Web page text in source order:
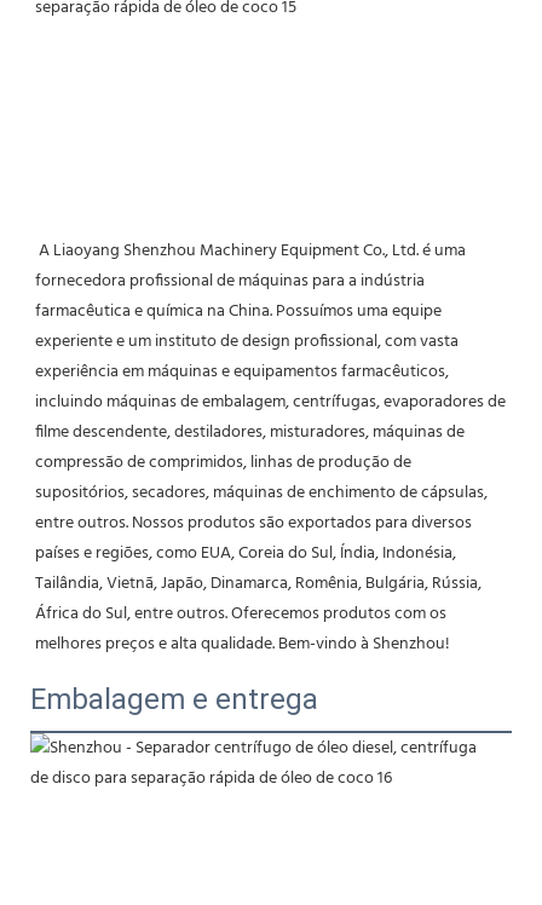
fornecedora profissional de máquinas para a indústria
farmacêutica e química na China. Possuímos uma equipe
experiente e um instituto de design profissional, com vasta
experiência em máquinas e equipamentos farmacêuticos,
incluindo máquinas de embalagem, centrífugas, evaporadores de
filme descendente, destiladores, misturadores, máquinas de
compressão de comprimidos, linhas de produção de
supositórios, secadores, máquinas de enchimento de cápsulas,
entre outros. Nossos produtos são exportados para diversos
países e regiões, como EUA, Coreia do Sul, Índia, Indonésia,
Tailândia, Vietnã, Japão, Dinamarca, Romênia, Bulgária, Rússia,
África do Sul, entre outros. Oferecemos produtos com os
melhores preços e alta qualidade. Bem-vindo à Shenzhou!
Embalagem e entrega